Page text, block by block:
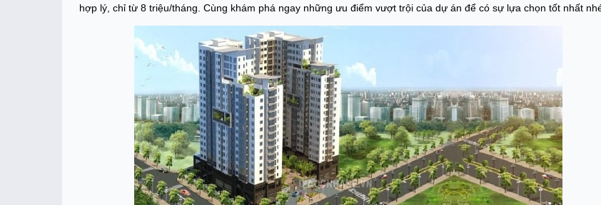
hợp lý, chỉ từ 8 triệu/tháng. Cùng khám phá ngay những ưu điểm vượt trội của dự án để có sự lựa chọn tốt nhất